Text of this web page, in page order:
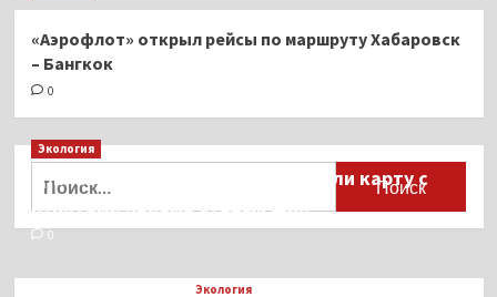
«Аэрофлот» открыл рейсы по маршруту Хабаровск
– Бангкок
0
Экология
Для автомобилистов разработали карту с
пунктами приёма старых шин
0
Экология